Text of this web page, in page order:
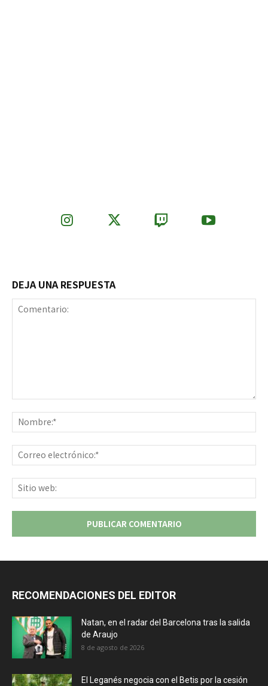
DEJA UNA RESPUESTA
RECOMENDACIONES DEL EDITOR
Natan, en el radar del Barcelona tras la salida
de Araujo
8 de agosto de 2026
El Leganés negocia con el Betis por la cesión